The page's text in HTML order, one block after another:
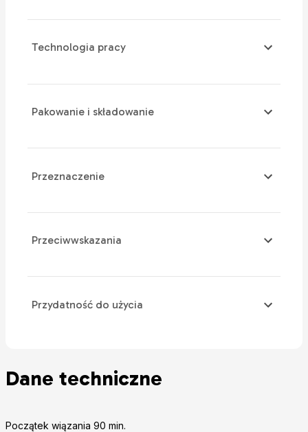
Technologia pracy
Pakowanie i składowanie
Przeznaczenie
Przeciwwskazania
Przydatność do użycia
Dane techniczne
Początek wiązania 90 min.